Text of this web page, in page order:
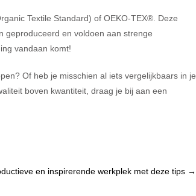
Textile Standard) of OEKO-TEX®. Deze
geproduceerd en voldoen aan strenge
vandaan komt!
Of heb je misschien al iets vergelijkbaars in je
boven kwantiteit, draag je bij aan een
en inspirerende werkplek met deze tips →